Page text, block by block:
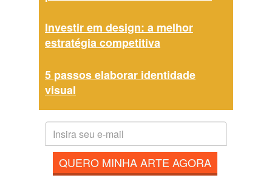
Investir em design: a melhor
estratégia competitiva
5 passos elaborar identidade
visual
QUERO MINHA ARTE AGORA